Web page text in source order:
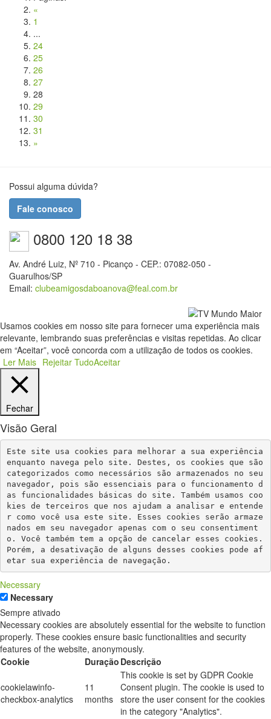
«
1
...
24
25
26
27
28
29
30
31
»
Possui alguma dúvida?
Fale conosco
0800 120 18 38
Av. André Luiz, Nº 710 - Picanço - CEP.: 07082-050 -
Guarulhos/SP
Email: clubeamigosdaboanova@feal.com.br
Usamos cookies em nosso site para fornecer uma experiência mais
relevante, lembrando suas preferências e visitas repetidas. Ao clicar
em “Aceitar”, você concorda com a utilização de todos os cookies.
Ler Mais Rejeitar TudoAceitar
Fechar
Visão Geral
Este site usa cookies para melhorar a sua experiência
enquanto navega pelo site. Destes, os cookies que são
categorizados como necessários são armazenados no seu
navegador, pois são essenciais para o funcionamento d
as funcionalidades básicas do site. Também usamos coo
kies de terceiros que nos ajudam a analisar e entende
r como você usa este site. Esses cookies serão armaze
nados em seu navegador apenas com o seu consentiment
o. Você também tem a opção de cancelar esses cookies.
Porém, a desativação de alguns desses cookies pode af
etar sua experiência de navegação.
Necessary
Necessary
Sempre ativado
Necessary cookies are absolutely essential for the website to function
properly. These cookies ensure basic functionalities and security
features of the website, anonymously.
Cookie
Duração Descrição
cookielawinfo-
checkbox-analytics
11
months
This cookie is set by GDPR Cookie
Consent plugin. The cookie is used to
store the user consent for the cookies
in the category "Analytics".